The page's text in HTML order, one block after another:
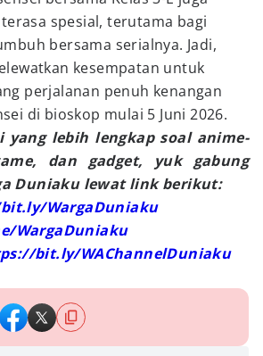
spesial, terutama bagi
bersama serialnya. Jadi,
kesempatan untuk
perjalanan penuh kenangan
di bioskop mulai 5 Juni 2026.
yang lebih lengkap soal anime-
dan gadget, yuk gabung
Duniaku lewat link berikut:
WargaDuniaku
WargaDuniaku
bit.ly/WAChannelDuniaku